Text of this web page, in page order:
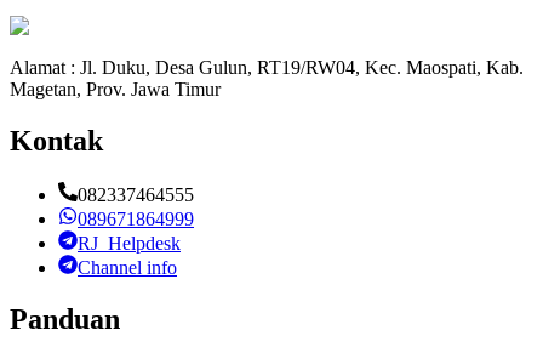
Alamat : Jl. Duku, Desa Gulun, RT19/RW04, Kec. Maospati, Kab.
Magetan, Prov. Jawa Timur
Kontak
082337464555
089671864999
RJ_Helpdesk
Channel info
Panduan